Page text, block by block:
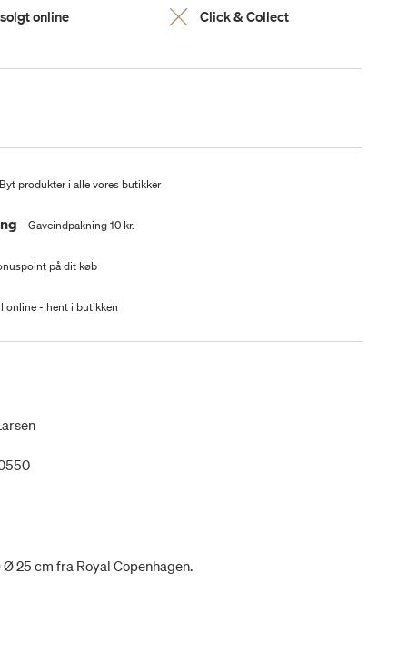
online Click & Collect
produkter i alle vores butikker
Gaveindpakning 10 kr.
på dit køb
online - hent i butikken
25 cm fra Royal Copenhagen.